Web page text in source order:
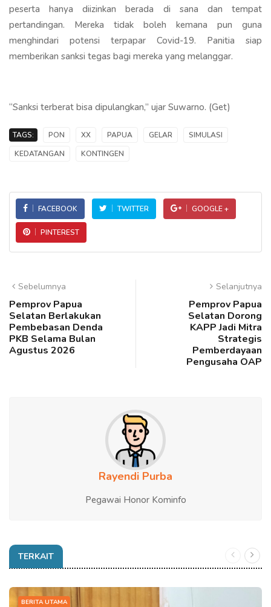
peserta hanya diizinkan berada di sana dan tempat
pertandingan. Mereka tidak boleh kemana pun guna
menghindari potensi terpapar Covid-19. Panitia siap
memberikan sanksi tegas bagi mereka yang melanggar.
“Sanksi terberat bisa dipulangkan,” ujar Suwarno. (Get)
TAGS: PON XX PAPUA GELAR
SIMULASI
KEDATANGAN
KONTINGEN
FACEBOOK TWITTER GOOGLE +
PINTEREST
Sebelumnya
Pemprov Papua
Selatan Berlakukan
Pembebasan Denda
PKB Selama Bulan
Agustus 2026
Selanjutnya
Pemprov Papua
Selatan Dorong
KAPP Jadi Mitra
Strategis
Pemberdayaan
Pengusaha OAP
Rayendi Purba
Pegawai Honor Kominfo
TERKAIT
BERITA UTAMA